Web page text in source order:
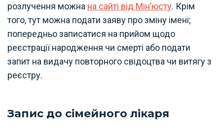
розлучення можна на сайті від Мін’юсту. Крім
того, тут можна подати заяву про зміну імені;
попередньо записатися на прийом щодо
реєстрації народження чи смерті або подати
запит на видачу повторного свідоцтва чи витягу з
реєстру.
Запис до сімейного лікаря